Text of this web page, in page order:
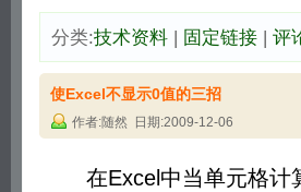
分类:技术资料| 固定链接| 评
使Excel不显示0值的三招
作者:随然 日期:2009-12-06
在Excel中当单元格计